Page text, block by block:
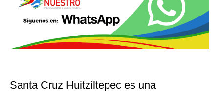
Santa Cruz Huitziltepec es una